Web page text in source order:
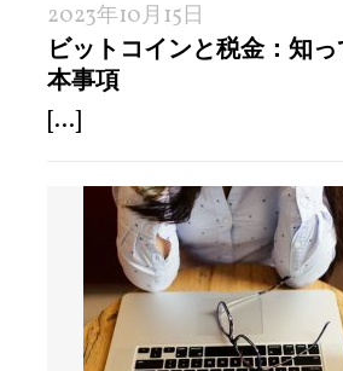
2023年10月15日
ビットコインと税金：知
本事項
[...]